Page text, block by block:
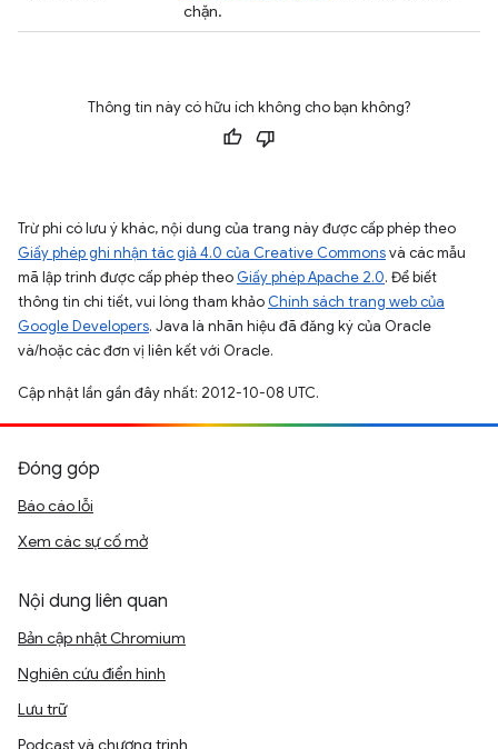
chặn.
Thông tin này có hữu ích không cho bạn không?
Trừ phi có lưu ý khác, nội dung của trang này được cấp phép theo
Giấy phép ghi nhận tác giả 4.0 của Creative Commonsvà các mẫu
mã lập trình được cấp phép theo Giấy phép Apache 2.0. Để biết
thông tin chi tiết, vui lòng tham khảo Chính sách trang web của
Google Developers. Java là nhãn hiệu đã đăng ký của Oracle
và/hoặc các đơn vị liên kết với Oracle.
Cập nhật lần gần đây nhất: 2012-10-08 UTC.
Đóng góp
Báo cáo lỗi
Xem các sự cố mở
Nội dung liên quan
Bản cập nhật Chromium
Nghiên cứu điển hình
Lưu trữ
Podcast và chương trình